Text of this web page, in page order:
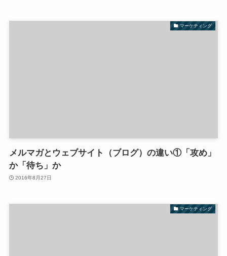
マーケティング
メルマガとウェブサイト（ブログ）の違い①「攻め」
か「待ち」か
2016年8月27日
マーケティング